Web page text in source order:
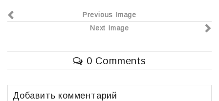
o
k
в
т
ь
e
b
o
o
k
er р
в
и
т
Previous Image
Next Image
0 Comments
Добавить комментарий